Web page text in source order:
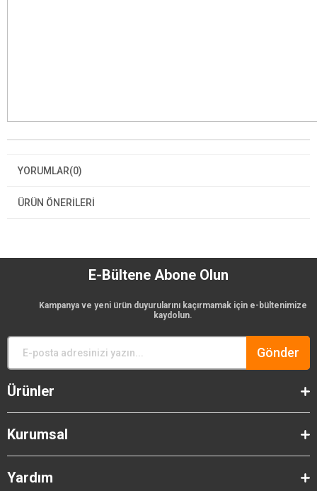
YORUMLAR(0)
ÜRÜN ÖNERILERI
E-Bültene Abone Olun
Kampanya ve yeni ürün duyurularını kaçırmamak için e-bültenimize
kaydolun.
Gönder
Ürünler
Kurumsal
Yardım